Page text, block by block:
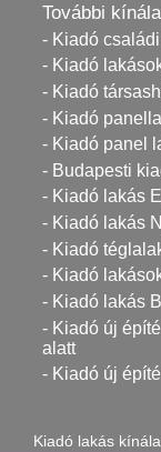
További
- Kiadó
- Kiadó
- Kiadó
- Kiadó
- Kiadó panel
- Budapesti
- Kiadó lakás
- Kiadó lakás
- Kiadó
- Kiadó
- Kiadó lakás
- Kiadó új
alatt
- Kiadó új
Kiadó lakás